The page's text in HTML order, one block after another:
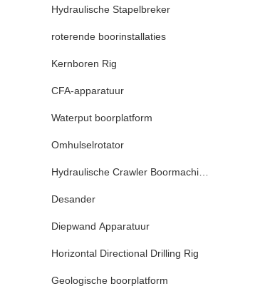
Hydraulische Stapelbreker
roterende boorinstallaties
Kernboren Rig
CFA-apparatuur
Waterput boorplatform
Omhulselrotator
Hydraulische Crawler Boormachines
Desander
Diepwand Apparatuur
Horizontal Directional Drilling Rig
Geologische boorplatform